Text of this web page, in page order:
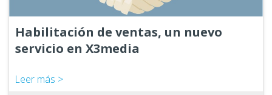
Habilitación de ventas, un nuevo
servicio en X3media
Leer más >